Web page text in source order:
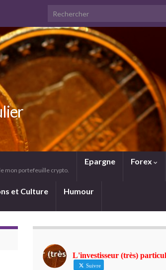
Search for:
mon portefeuille crypto.
Epargne Forex
et Culture Humour
L'investisseur (très)
Suivre